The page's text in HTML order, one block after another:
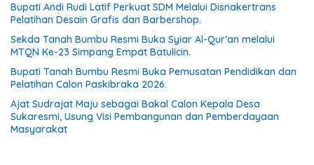
Bupati Andi Rudi Latif Perkuat SDM Melalui Disnakertrans
Pelatihan Desain Grafis dan Barbershop.
Sekda Tanah Bumbu Resmi Buka Syiar Al-Qur’an melalui
MTQN Ke-23 Simpang Empat Batulicin.
Bupati Tanah Bumbu Resmi Buka Pemusatan Pendidikan dan
Pelatihan Calon Paskibraka 2026.
Ajat Sudrajat Maju sebagai Bakal Calon Kepala Desa
Sukaresmi, Usung Visi Pembangunan dan Pemberdayaan
Masyarakat